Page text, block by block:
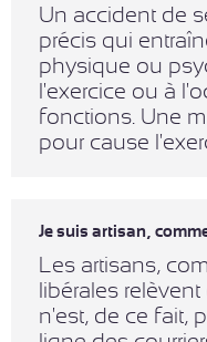
Un accident de
précis qui
physique ou
l'exercice ou à
fonctions. Une
pour cause
Je suis artisan,
Les artisans,
libérales
n'est, de ce fait,